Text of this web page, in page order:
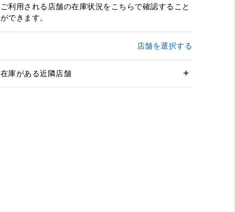
ご利用される店舗の在庫状況をこちらで確認すること
ができます。
店舗を選択する
在庫がある近隣店舗